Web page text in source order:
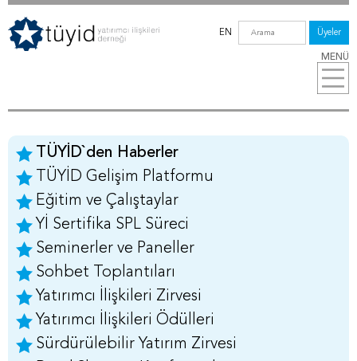
MENÜ
EN Üyeler
TÜYİD`den Haberler
TÜYİD Gelişim Platformu
Eğitim ve Çalıştaylar
Yİ Sertifika SPL Süreci
Seminerler ve Paneller
Sohbet Toplantıları
Yatırımcı İlişkileri Zirvesi
Yatırımcı İlişkileri Ödülleri
Sürdürülebilir Yatırım Zirvesi